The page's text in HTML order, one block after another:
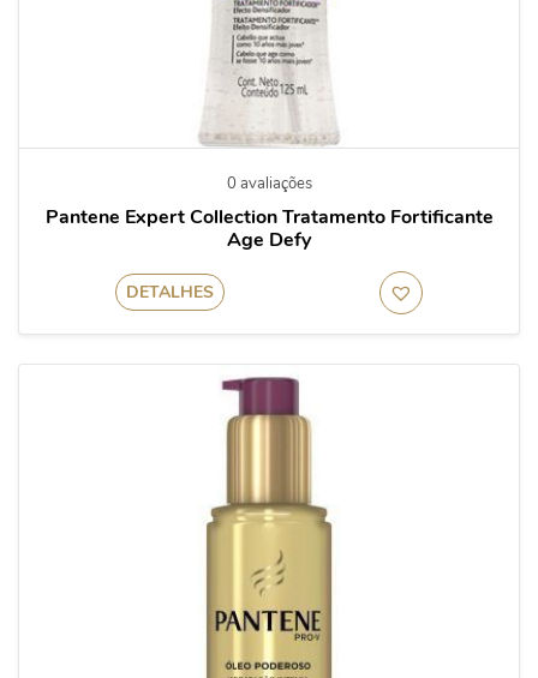
0 avaliações
Pantene Expert Collection Tratamento Fortificante
Age Defy
DETALHES